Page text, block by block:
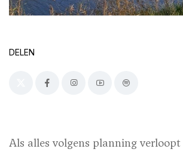
DELEN
Als alles volgens planning